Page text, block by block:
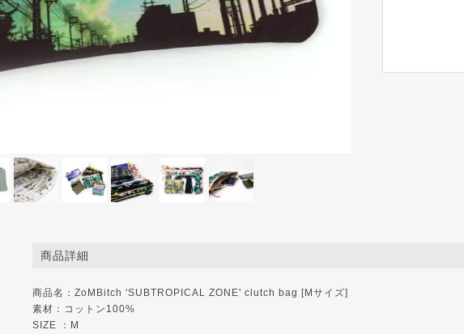
商品詳細
商品名：ZoMBitch 'SUBTROPICAL ZONE' clutch bag [Mサイズ]
素材：コットン100%
SIZE ：M